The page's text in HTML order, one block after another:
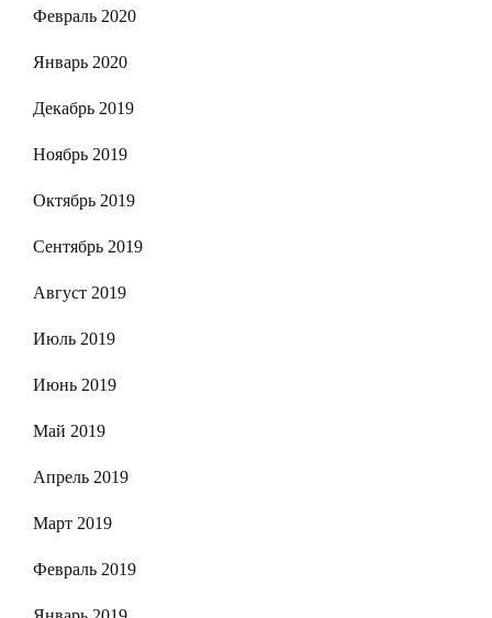
Февраль 2020
Январь 2020
Декабрь 2019
Ноябрь 2019
Октябрь 2019
Сентябрь 2019
Август 2019
Июль 2019
Июнь 2019
Май 2019
Апрель 2019
Март 2019
Февраль 2019